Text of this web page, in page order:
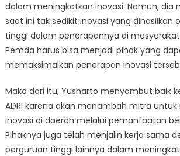
dalam meningkatkan inovasi. Namun, dia
saat ini tak sedikit inovasi yang dihasilkan
tinggi dalam penerapannya di
Pemda harus bisa menjadi pihak yang
memaksimalkan penerapan inovasi
Maka dari itu, Yusharto menyambut baik
ADRI karena akan menambah mitra
inovasi di daerah melalui pemanfaatan
Pihaknya juga telah menjalin kerja sama
perguruan tinggi lainnya dalam